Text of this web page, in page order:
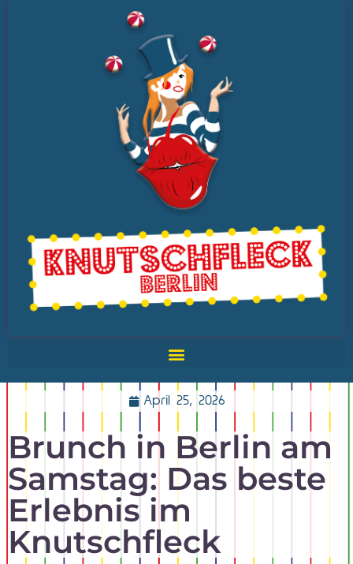
April 25, 2026
Brunch in Berlin am
Samstag: Das beste
Erlebnis im
Knutschfleck